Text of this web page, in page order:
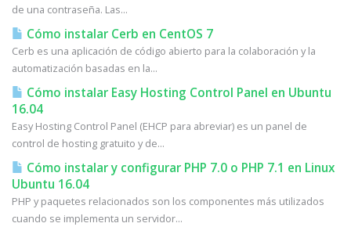
de una contraseña. Las...
Cómo instalar Cerb en CentOS 7
Cerb es una aplicación de código abierto para la colaboración y la
automatización basadas en la...
Cómo instalar Easy Hosting Control Panel en Ubuntu
16.04
Easy Hosting Control Panel (EHCP para abreviar) es un panel de
control de hosting gratuito y de...
Cómo instalar y configurar PHP 7.0 o PHP 7.1 en Linux
Ubuntu 16.04
PHP y paquetes relacionados son los componentes más utilizados
cuando se implementa un servidor...